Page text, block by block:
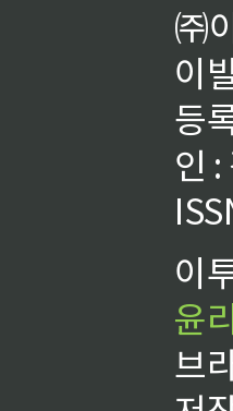
㈜
이
등
인
이
윤
브